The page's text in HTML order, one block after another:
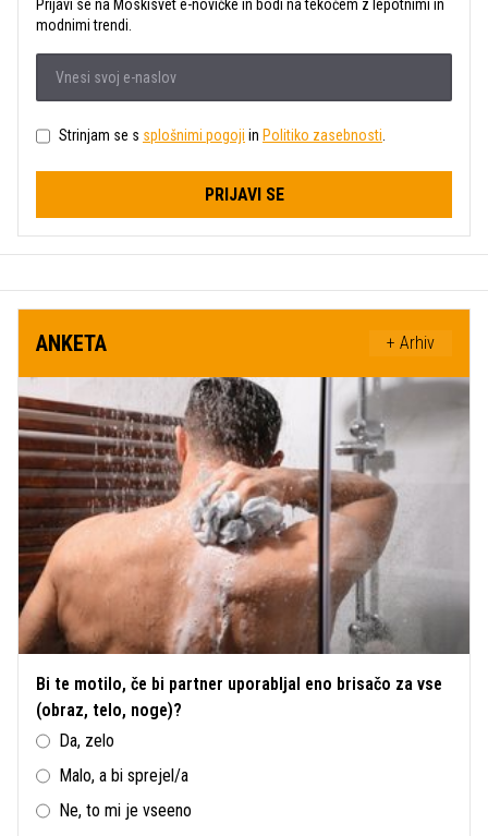
Prijavi se na Moskisvet e-novičke in bodi na tekočem z lepotnimi in
modnimi trendi.
Strinjam se s splošnimi pogoji in Politiko zasebnosti
PRIJAVI SE
ANKETA + Arhiv
Bi te motilo, če bi partner uporabljal eno brisačo za vse
(obraz, telo, noge)?
Da, zelo
Malo, a bi sprejel/a
Ne, to mi je vseeno